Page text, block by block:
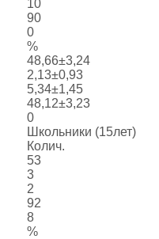
10
90
0
%
48,66±3,24
2,13±0,93
5,34±1,45
48,12±3,23
0
Школьники (15лет)
Колич.
53
3
2
92
8
%